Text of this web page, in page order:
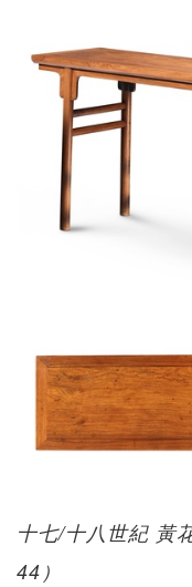
十七/十八世紀 黃
44）